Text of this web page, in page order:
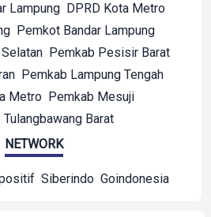
Lampung DPRD Kota Metro
Pemkot Bandar Lampung
Pemkab Pesisir Barat
Pemkab Lampung Tengah
Metro Pemkab Mesuji
Barat
NETWORK
Siberindo Goindonesia